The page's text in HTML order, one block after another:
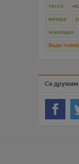
тесто
вечера
чоколадо
Види
Се